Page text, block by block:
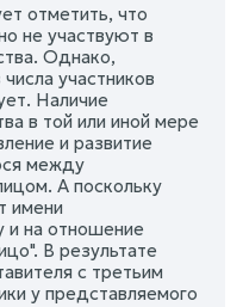
отметить, что
не участвуют в
Однако,
участников
Наличие
в той или иной мере
и развитие
между
А поскольку
имени
и на отношение
В результате
с третьим
у представляемого